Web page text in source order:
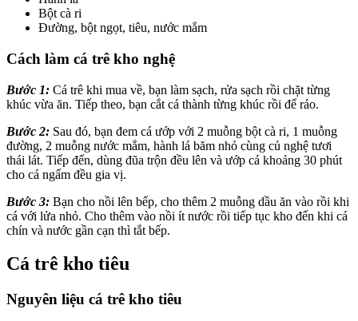
Bột cà ri
Đường, bột ngọt, tiêu, nước mắm
Cách làm cá trê kho nghệ
Bước 1: Cá trê khi mua về, bạn làm sạch, rửa sạch rồi chặt từng
khúc vừa ăn. Tiếp theo, bạn cắt cá thành từng khúc rồi để ráo.
Bước 2: Sau đó, bạn đem cá ướp với 2 muỗng bột cà ri, 1 muỗng
đường, 2 muỗng nước mắm, hành lá băm nhỏ cùng củ nghệ tươi
thái lát. Tiếp đến, dùng đũa trộn đều lên và ướp cá khoảng 30 phút
cho cá ngấm đều gia vị.
Bước 3: Bạn cho nồi lên bếp, cho thêm 2 muỗng dầu ăn vào rồi khi
cá với lửa nhỏ. Cho thêm vào nồi ít nước rồi tiếp tục kho đến khi cá
chín và nước gần cạn thì tắt bếp.
Cá trê kho tiêu
Nguyên liệu cá trê kho tiêu